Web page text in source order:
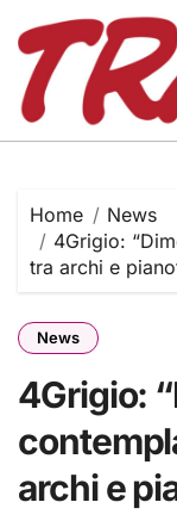
content
Home
News
4Grigio:
tra archi e
News
4Grigio:
archi e